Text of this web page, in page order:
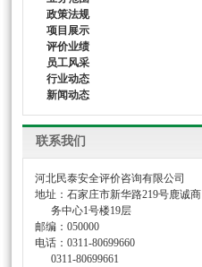
政策法规
项目展示
评价业绩
员工风采
行业动态
新闻动态
联系我们
河北民泰安全评价咨询有限公司
地址：石家庄市新华路219号鹿诚商
务中心1号楼19层
邮编：050000
电话：0311-80699660
0311-80699661